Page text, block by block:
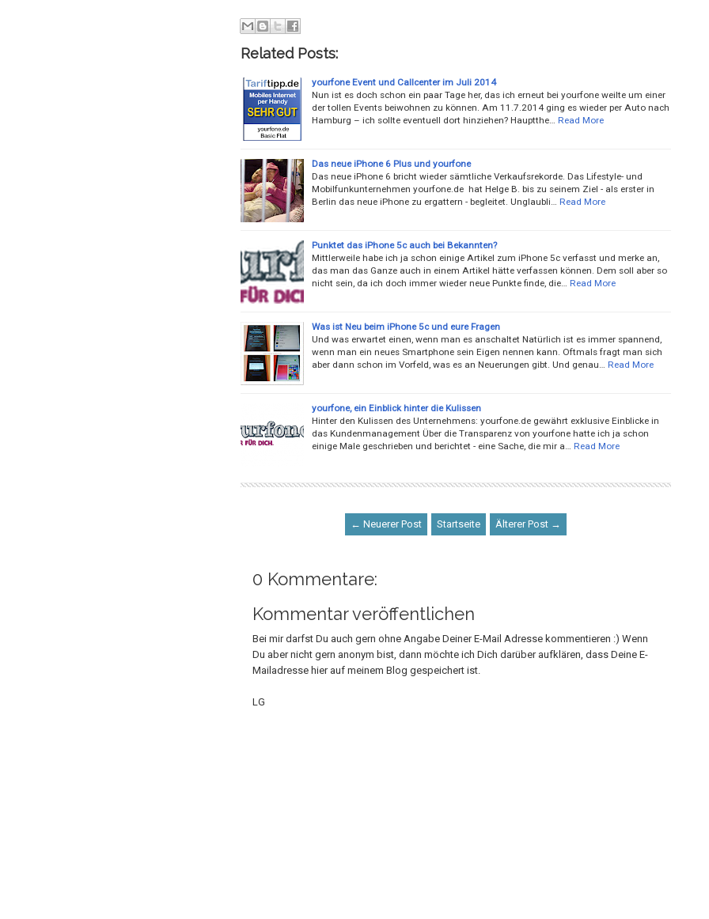
Related Posts:
yourfone Event und Callcenter im Juli 2014
Nun ist es doch schon ein paar Tage her, das ich erneut bei yourfone weilte um einer
der tollen Events beiwohnen zu können. Am 11.7.2014 ging es wieder per Auto nach
Hamburg – ich sollte eventuell dort hinziehen? Hauptthe…
Read More
Das neue iPhone 6 Plus und yourfone
Das neue iPhone 6 bricht wieder sämtliche Verkaufsrekorde. Das Lifestyle- und
Mobilfunkunternehmen yourfone.de hat Helge B. bis zu seinem Ziel - als erster in
Berlin das neue iPhone zu ergattern - begleitet. Unglaubli…
Read More
Punktet das iPhone 5c auch bei Bekannten?
Mittlerweile habe ich ja schon einige Artikel zum iPhone 5c verfasst und merke an,
das man das Ganze auch in einem Artikel hätte verfassen können. Dem soll aber so
nicht sein, da ich doch immer wieder neue Punkte finde, die…
Read More
Was ist Neu beim iPhone 5c und eure Fragen
Und was erwartet einen, wenn man es anschaltet Natürlich ist es immer spannend,
wenn man ein neues Smartphone sein Eigen nennen kann. Oftmals fragt man sich
aber dann schon im Vorfeld, was es an Neuerungen gibt. Und genau…
Read More
yourfone, ein Einblick hinter die Kulissen
Hinter den Kulissen des Unternehmens: yourfone.de gewährt exklusive Einblicke in
das Kundenmanagement Über die Transparenz von yourfone hatte ich ja schon
einige Male geschrieben und berichtet - eine Sache, die mir a…
Read More
← Neuerer Post Startseite Älterer Post →
0 Kommentare:
Kommentar veröffentlichen
Bei mir darfst Du auch gern ohne Angabe Deiner E-Mail Adresse kommentieren :) Wenn
Du aber nicht gern anonym bist, dann möchte ich Dich darüber aufklären, dass Deine E-
Mailadresse hier auf meinem Blog gespeichert ist.
LG